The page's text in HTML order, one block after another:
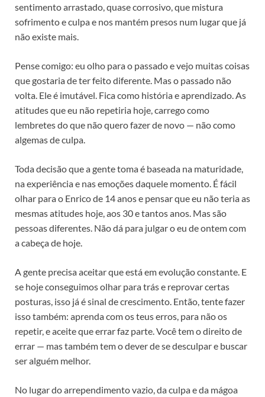
sentimento arrastado, quase corrosivo, que mistura
sofrimento e culpa e nos mantém presos num lugar que já
não existe mais.
Pense comigo: eu olho para o passado e vejo muitas coisas
que gostaria de ter feito diferente. Mas o passado não
volta. Ele é imutável. Fica como história e aprendizado. As
atitudes que eu não repetiria hoje, carrego como
lembretes do que não quero fazer de novo — não como
algemas de culpa.
Toda decisão que a gente toma é baseada na maturidade,
na experiência e nas emoções daquele momento. É fácil
olhar para o Enrico de 14 anos e pensar que eu não teria as
mesmas atitudes hoje, aos 30 e tantos anos. Mas são
pessoas diferentes. Não dá para julgar o eu de ontem com
a cabeça de hoje.
A gente precisa aceitar que está em evolução constante. E
se hoje conseguimos olhar para trás e reprovar certas
posturas, isso já é sinal de crescimento. Então, tente fazer
isso também: aprenda com os teus erros, para não os
repetir, e aceite que errar faz parte. Você tem o direito de
errar — mas também tem o dever de se desculpar e buscar
ser alguém melhor.
No lugar do arrependimento vazio, da culpa e da mágoa